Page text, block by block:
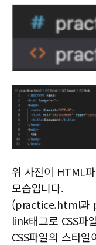
위 사진이 HTML
모습입니다.
(practice.html과
link태그로 CSS파
CSS파일의 스타